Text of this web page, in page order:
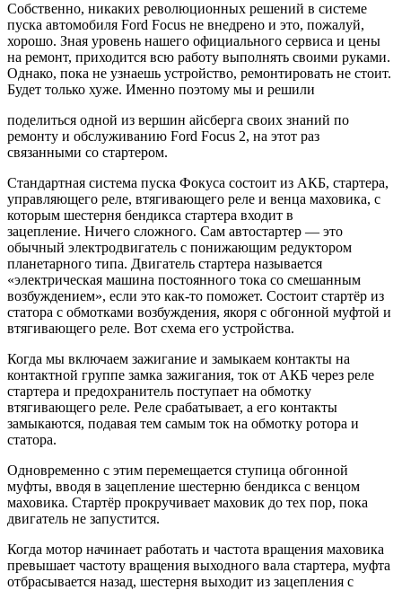
Собственно, никаких революционных решений в системе
пуска автомобиля Ford Focus не внедрено и это, пожалуй,
хорошо. Зная уровень нашего официального сервиса и цены
на ремонт, приходится всю работу выполнять своими руками.
Однако, пока не узнаешь устройство, ремонтировать не стоит.
Будет только хуже. Именно поэтому мы и решили
поделиться одной из вершин айсберга своих знаний по
ремонту и обслуживанию Ford Focus 2, на этот раз
связанными со стартером.
Стандартная система пуска Фокуса состоит из АКБ, стартера,
управляющего реле, втягивающего реле и венца маховика, с
которым шестерня бендикса стартера входит в
зацепление. Ничего сложного. Сам автостартер — это
обычный электродвигатель с понижающим редуктором
планетарного типа. Двигатель стартера называется
«электрическая машина постоянного тока со смешанным
возбуждением», если это как-то поможет. Состоит стартёр из
статора с обмотками возбуждения, якоря с обгонной муфтой и
втягивающего реле. Вот схема его устройства.
Когда мы включаем зажигание и замыкаем контакты на
контактной группе замка зажигания, ток от АКБ через реле
стартера и предохранитель поступает на обмотку
втягивающего реле. Реле срабатывает, а его контакты
замыкаются, подавая тем самым ток на обмотку ротора и
статора.
Одновременно с этим перемещается ступица обгонной
муфты, вводя в зацепление шестерню бендикса с венцом
маховика. Стартёр прокручивает маховик до тех пор, пока
двигатель не запустится.
Когда мотор начинает работать и частота вращения маховика
превышает частоту вращения выходного вала стартера, муфта
отбрасывается назад, шестерня выходит из зацепления с